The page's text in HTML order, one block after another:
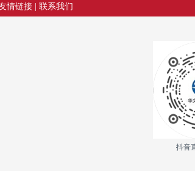
情链接 | 联系我们
抖音